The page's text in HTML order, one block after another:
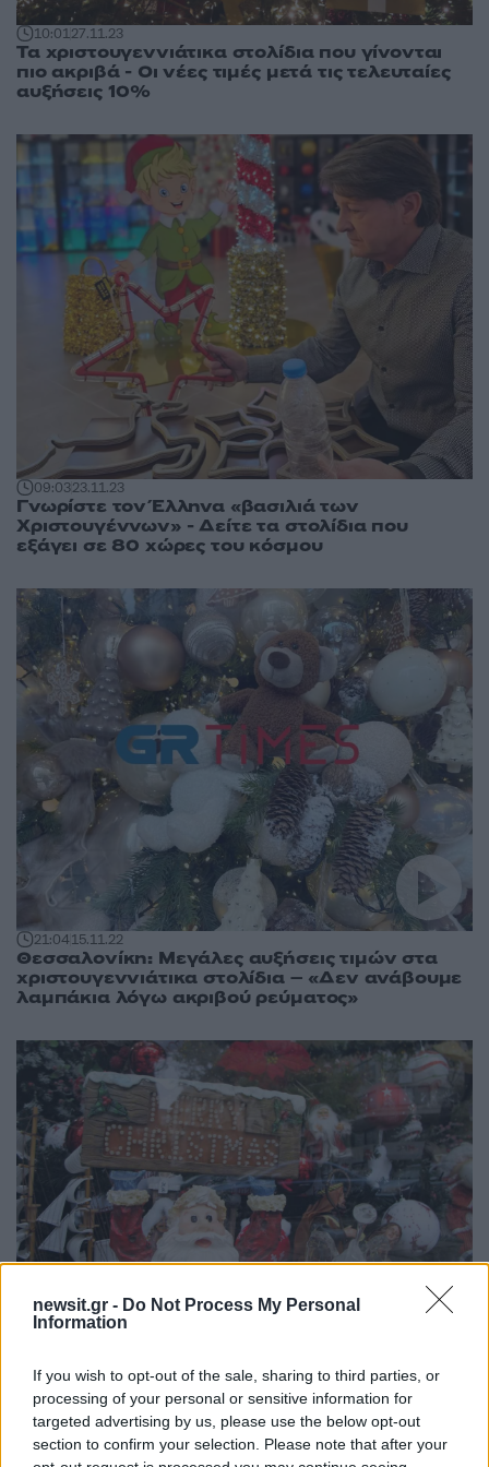
newsit.gr - Do Not Process My Personal
Information
If you wish to opt-out of the sale, sharing to third parties, or
processing of your personal or sensitive information for
targeted advertising by us, please use the below opt-out
section to confirm your selection. Please note that after your
10:0127.11.23
Τα χριστουγεννιάτικα στολίδια που γίνονται
πιο ακριβά - Οι νέες τιμές μετά τις τελευταίες
αυξήσεις 10%
09:0323.11.23
Γνωρίστε τον Έλληνα «βασιλιά των
Χριστουγέννων» - Δείτε τα στολίδια που
εξάγει σε 80 χώρες του κόσμου
21:0415.11.22
Θεσσαλονίκη: Μεγάλες αυξήσεις τιμών στα
χριστουγεννιάτικα στολίδια – «Δεν ανάβουμε
λαμπάκια λόγω ακριβού ρεύματος»
Ανοίγουν τη Δευτέρα τα εποχικά
καταστήματα – Το SMS για τη μετακίνηση και
το ωράριο